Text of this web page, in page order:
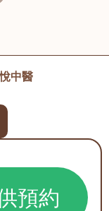
中醫
預約